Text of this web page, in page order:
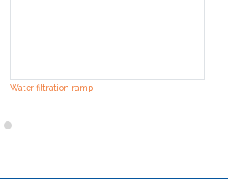
Water filtration ramp